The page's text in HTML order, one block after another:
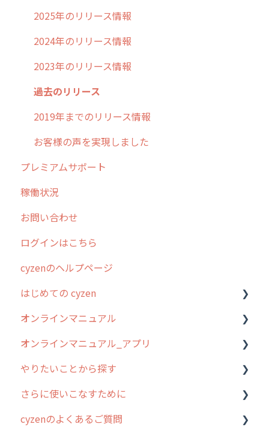
2025年のリリース情報
2024年のリリース情報
2023年のリリース情報
過去のリリース
2019年までのリリース情報
お客様の声を実現しました
プレミアムサポート
稼働状況
お問い合わせ
ログインはこちら
cyzenのヘルプページ
はじめての cyzen
0. はじめてのcyzenの使い方
1. cyzenについて知ろう
2. 主要機能の概要
3. cyzenの位置情報取得について
4. cyzen利用前の準備：システム管理者編
オンラインマニュアル
管理サイトの使い始め
ユーザー・グループ管理
行動管理
予定管理
オンラインマニュアル_アプリ
アプリの使い始め
ホーム画面
スポット
やりたいことから探す
行動管理
勤怠管理
さらに使いこなすために
はじめに
cyzenのよくあるご質問